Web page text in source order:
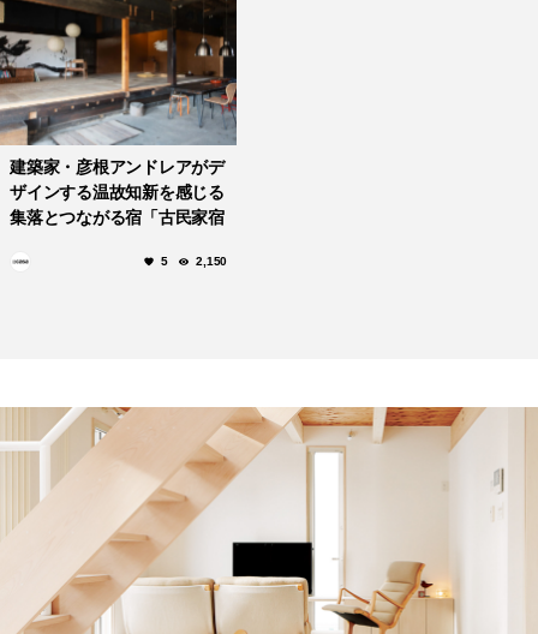
建築家・彦根アンドレアがデ
ザインする温故知新を感じる
集落とつながる宿「古民家宿
5 2,150